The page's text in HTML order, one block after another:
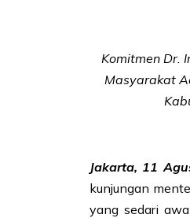
Komitmen Dr.
Masyarakat
Jakarta, 11
kunjungan
yang sedari